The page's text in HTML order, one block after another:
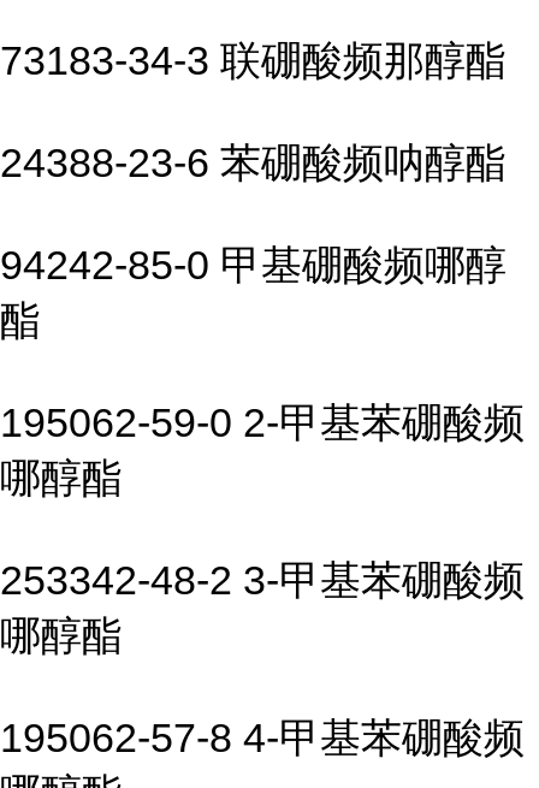
73183-34-3 联硼酸频那醇酯
24388-23-6 苯硼酸频呐醇酯
94242-85-0 甲基硼酸频哪醇
酯
195062-59-0 2-甲基苯硼酸频
哪醇酯
253342-48-2 3-甲基苯硼酸频
哪醇酯
195062-57-8 4-甲基苯硼酸频